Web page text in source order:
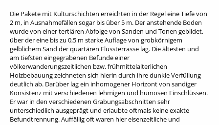
Die Pakete mit Kulturschichten erreichten in der Regel eine Tiefe von
2 m, in Ausnahmefällen sogar bis über 5 m. Der anstehende Boden
wurde von einer tertiären Abfolge von Sanden und Tonen gebildet,
über der eine bis zu 0,5 m starke Auflage von grobkörnigem
gelblichem Sand der quartären Flussterrasse lag. Die ältesten und
am tiefsten eingegrabenen Befunde einer
völkerwanderungszeitlichen bzw. frühmittelalterlichen
Holzbebauung zeichneten sich hierin durch ihre dunkle Verfüllung
deutlich ab. Darüber lag ein inhomogener Horizont von sandiger
Konsistenz mit verschiedenen lehmigen und humosen Einschlüssen.
Er war in den verschiedenen Grabungsabschnitten sehr
unterschiedlich ausgeprägt und erlaubte oftmals keine exakte
Befundtrennung. Auffällig oft waren hier eisenzeitliche und